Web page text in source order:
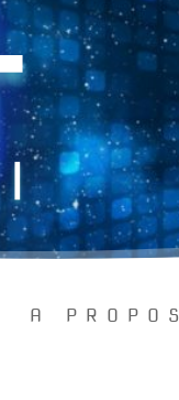
|
A PROPOS